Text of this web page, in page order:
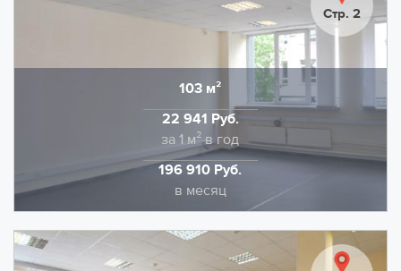
качественная отделка: напольное покрытие -
коммерческий линолеум. Потолочная отделка типа
Армстронг, стены качественная покраска.
НДС в размере 22% входит в указанную ставку.
Дополнительно оплачивается отопление и
Стр. 2
Область103 м²
Стоимость
22 941 Руб.
за 1 м² в год
Стоимость
196 910 Руб.
в месяц
Предлагаем в аренду помещение площадью 102,8
кв.м., на территории технопарка Калибр. Выполнена